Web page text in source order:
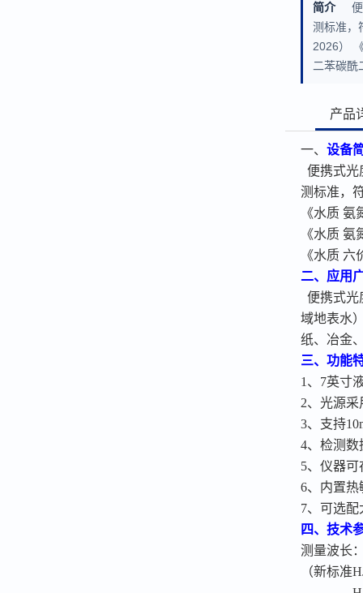
简介
测标准，
2026）
二苯碳酰
产品
一、设备
便携式光
测标准，
《水质 氨
《水质 氨
《水质 六
二、应用
便携式光
域地表水
纸、冶金
三、功能
1、7英寸
2、光源
3、支持
4、检测数
5、仪器可
6、内置热
7、可选配
四、技术
测量波长
（新标准